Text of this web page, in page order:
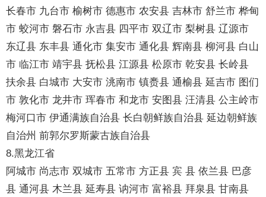
长春市 九台市 榆树市 德惠市 农安县 吉林市 舒兰市 桦甸
市 蛟河市 磐石市 永吉县 四平市 双辽市 梨树县 辽源市
东辽县 东丰县 通化市 集安市 通化县 辉南县 柳河县 白山
市 临江市 靖宇县 抚松县 江源县 松原市 乾安县 长岭县
扶余县 白城市 大安市 洮南市 镇赉县 通榆县 延吉市 图们
市 敦化市 龙井市 珲春市 和龙市 安图县 汪清县 公主岭市
梅河口市 伊通满族自治县 长白朝鲜族自治县 延边朝鲜族
自治州 前郭尔罗斯蒙古族自治县
8.黑龙江省
阿城市 尚志市 双城市 五常市 方正县 宾 县 依兰县 巴彦
县 通河县 木兰县 延寿县 讷河市 富裕县 拜泉县 甘南县